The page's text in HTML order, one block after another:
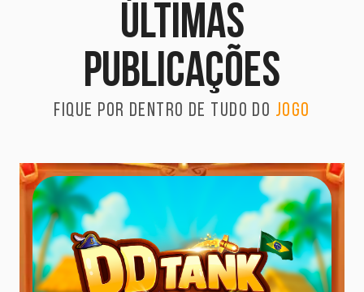
Últimas
publicações
Fique por dentro de tudo do jogo